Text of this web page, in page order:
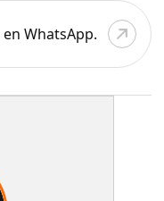
en WhatsApp.